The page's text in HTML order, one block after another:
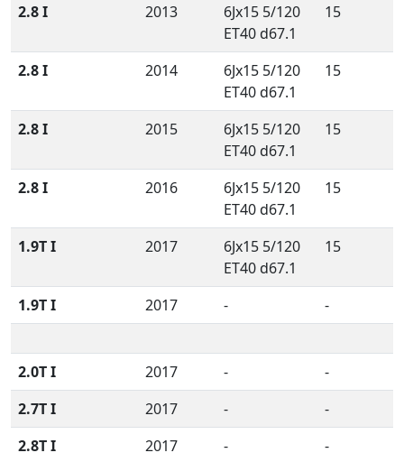
2.8 I 2013
6Jx15 5/120
ET40 d67.1
15
2.8 I 2014
6Jx15 5/120
ET40 d67.1
15
2.8 I 2015
6Jx15 5/120
ET40 d67.1
15
2.8 I 2016
6Jx15 5/120
ET40 d67.1
15
1.9T I 2017
6Jx15 5/120
ET40 d67.1
15
1.9T I 2017 - -
2.0T I 2017 -
-
2.7T I
2017 -
-
2.8T I
2017 - -